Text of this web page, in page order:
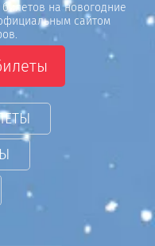
на новогодние
сайтом